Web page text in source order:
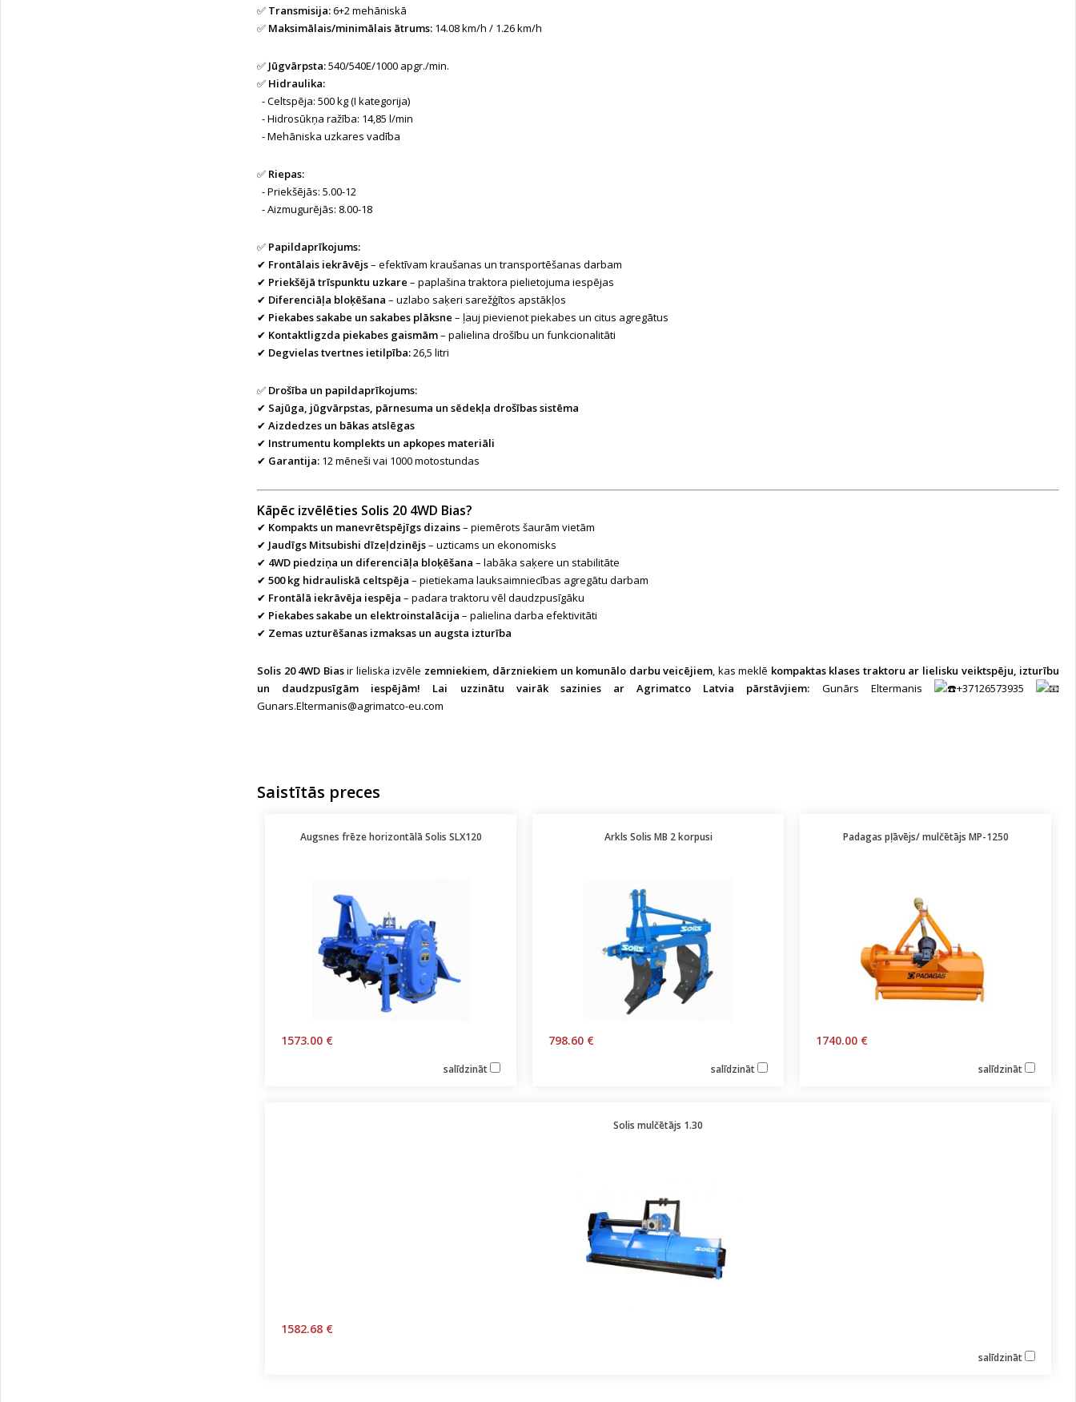
✅ Transmisija:6+2 mehāniskā
✅ Maksimālais/minimālais ātrums: 14.08 km/h / 1.26 km/h
✅ Jūgvārpsta:540/540E/1000 apgr./min.
✅ Hidraulika:
- Celtspēja: 500 kg (I kategorija)
- Hidrosūkņa ražība: 14,85 l/min
- Mehāniska uzkares vadība
✅ Riepas:
- Priekšējās: 5.00-12
- Aizmugurējās: 8.00-18
✅ Papildaprīkojums:
✔ Frontālais iekrāvējs– efektīvam kraušanas un transportēšanas darbam
✔ Priekšējā trīspunktu uzkare – paplašina traktora pielietojuma iespējas
✔ Diferenciāļa bloķēšana – uzlabo saķeri sarežģītos apstākļos
✔ Piekabes sakabe un sakabes plāksne – ļauj pievienot piekabes un citus agregātus
✔ Kontaktligzda piekabes gaismām– palielina drošību un funkcionalitāti
✔ Degvielas tvertnes ietilpība:26,5 litri
✅ Drošība un papildaprīkojums:
✔ Sajūga, jūgvārpstas, pārnesuma un sēdekļa drošības sistēma
✔ Aizdedzes un bākas atslēgas
✔ Instrumentu komplekts un apkopes materiāli
✔ Garantija: 12 mēneši vai 1000 motostundas
Kāpēc izvēlēties Solis 20 4WD Bias?
✔ Kompakts un manevrētspējīgs dizains– piemērots šaurām vietām
✔ Jaudīgs Mitsubishi dīzeļdzinējs– uzticams un ekonomisks
✔ 4WD piedziņa un diferenciāļa bloķēšana – labāka saķere un stabilitāte
✔ 500 kg hidrauliskā celtspēja – pietiekama lauksaimniecības agregātu darbam
✔ Frontālā iekrāvēja iespēja – padara traktoru vēl daudzpusīgāku
✔ Piekabes sakabe un elektroinstalācija – palielina darba efektivitāti
✔ Zemas uzturēšanas izmaksas un augsta izturība
Solis 20 4WD Biasir lieliska izvēle zemniekiem, dārzniekiem un komunālo darbu veicējiem, kas meklē kompaktas klases traktoru ar lielisku veiktspēju, izturību
un daudzpusīgām iespējām! Lai uzzinātu vairāk sazinies ar Agrimatco Latvia pārstāvjiem: Gunārs Eltermanis
+37126573935
Gunars.Eltermanis@agrimatco-eu.com
Saistītās preces
Augsnes frēze horizontālā Solis SLX120
1573.00 €
salīdzināt
Arkls Solis MB 2 korpusi
798.60 €
salīdzināt
Padagas pļāvējs/ mulčētājs MP-1250
1740.00 €
salīdzināt
Solis mulčētājs 1.30
1582.68 €
salīdzināt